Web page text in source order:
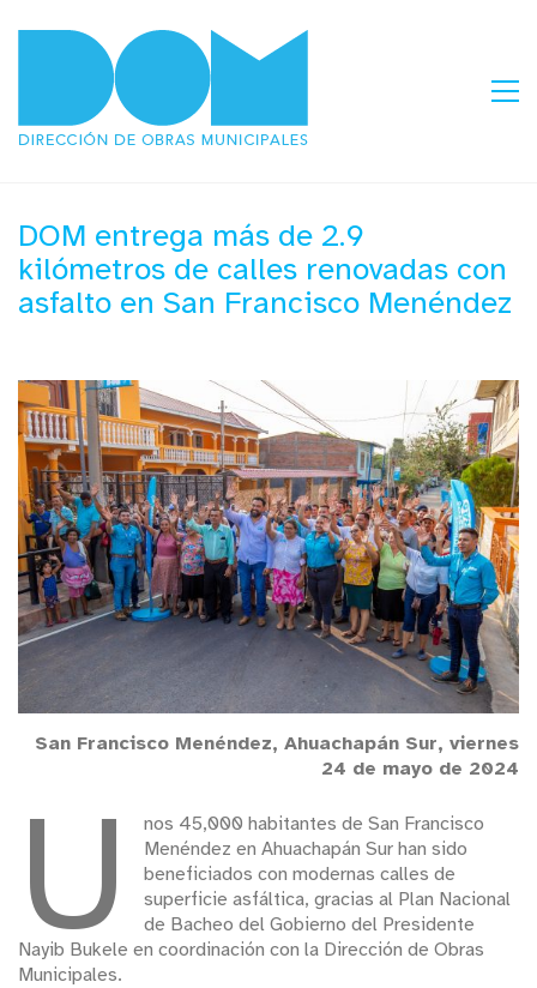
DOM entrega más de 2.9
kilómetros de calles renovadas con
asfalto en San Francisco Menéndez
San Francisco Menéndez, Ahuachapán Sur, viernes
24 de mayo de 2024
U
nos 45,000 habitantes de San Francisco
Menéndez en Ahuachapán Sur han sido
beneficiados con modernas calles de
superficie asfáltica, gracias al Plan Nacional
de Bacheo del Gobierno del Presidente
Nayib Bukele en coordinación con la Dirección de Obras
Municipales.